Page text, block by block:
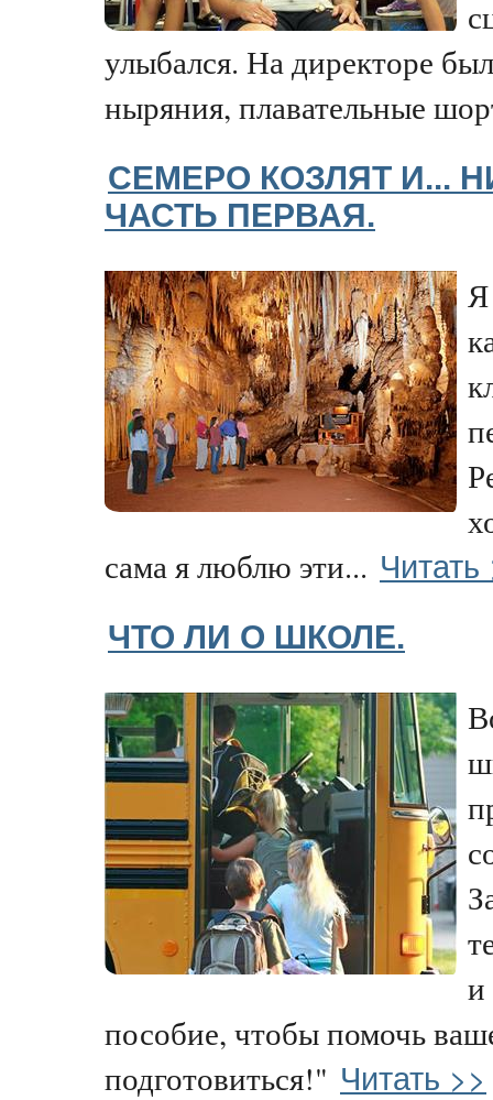
улыбался. На директоре
ныряния, плавательные
СЕМЕРО КОЗЛЯТ И...
ЧАСТЬ ПЕРВАЯ.
Я
сама я люблю эти... Читать
ЧТО ЛИ О ШКОЛЕ.
и
пособие, чтобы помочь
подготовиться!" Читать >>